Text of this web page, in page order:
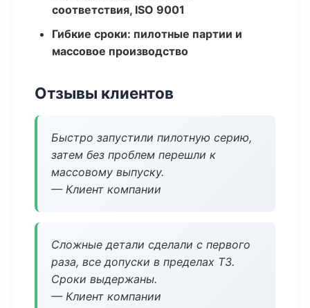
соответствия, ISO 9001
Гибкие сроки: пилотные партии и
массовое производство
Отзывы клиентов
Быстро запустили пилотную серию,
затем без проблем перешли к
массовому выпуску.
— Клиент компании
Сложные детали сделали с первого
раза, все допуски в пределах ТЗ.
Сроки выдержаны.
— Клиент компании